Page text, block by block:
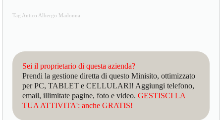
Tag Antico Albergo Madonna
Sei il proprietario di questa azienda?
Prendi la gestione diretta di questo Minisito, ottimizzato
per PC, TABLET e CELLULARI! Aggiungi telefono,
email, illimitate pagine, foto e video.GESTISCI LA
TUA ATTIVITA': anche GRATIS!